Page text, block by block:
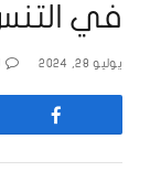
في
يوليو 28, 2024